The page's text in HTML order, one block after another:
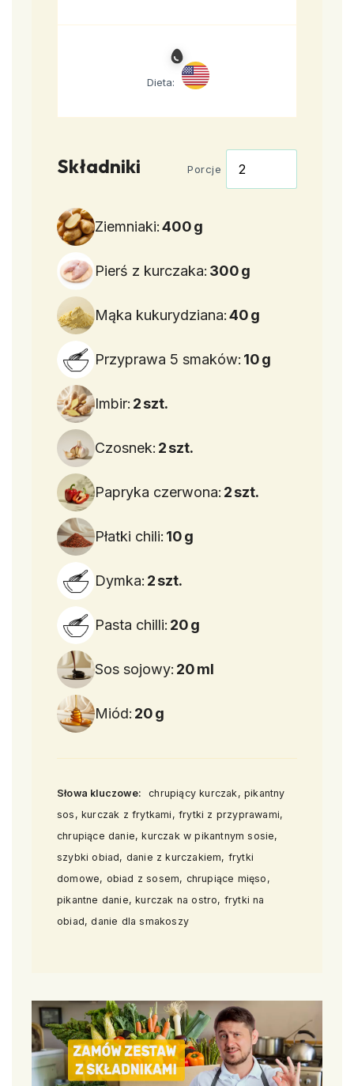
Dieta:
Składniki Porcje
Ziemniaki:400g
Pierś z kurczaka: 300g
Mąka kukurydziana:40g
Przyprawa 5 smaków: 10g
Imbir: 2szt.
Czosnek: 2szt.
Papryka czerwona: 2szt.
Płatki chili: 10g
Dymka: 2szt.
Pasta chilli: 20g
Sos sojowy: 20ml
Miód: 20g
Słowa kluczowe:
chrupiący kurczak, pikantny
sos, kurczak z frytkami, frytki z przyprawami,
chrupiące danie, kurczak w pikantnym sosie,
szybki obiad, danie z kurczakiem, frytki
domowe, obiad z sosem, chrupiące mięso,
pikantne danie, kurczak na ostro, frytki na
obiad, danie dla smakoszy